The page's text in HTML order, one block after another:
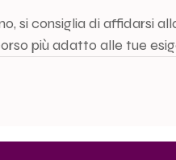
si consiglia di affidarsi
più adatto alle tue